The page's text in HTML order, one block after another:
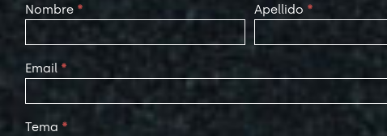
Contact
Us
Nombre * Apellido *
Email *
Tema *